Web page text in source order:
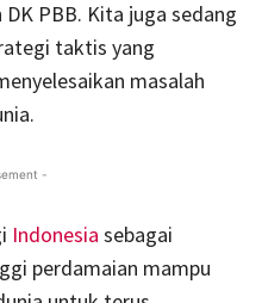
PBB. Kita juga sedang
taktis yang
masalah
-
Indonesia sebagai
perdamaian mampu